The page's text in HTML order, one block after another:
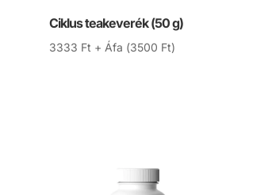
Ciklus teakeverék (50 g)
3333 Ft + Áfa (3500 Ft)